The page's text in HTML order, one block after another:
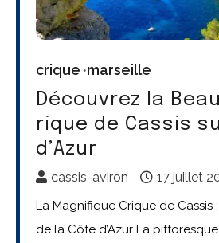
crique marseille
Découvrez la
rique de Cassis
d’Azur
cassis-aviron 17 juillet
La Magnifique Crique de Cassis
de la Côte d’Azur La